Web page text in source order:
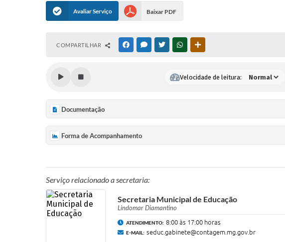
Avaliar Serviço Baixar PDF
COMPARTILHAR FACEBOOKMESSENGER
TWITTERWHATSAPP
Velocidade de leitura:
Documentação
Forma de Acompanhamento
Serviço relacionado a secretaria:
Secretaria Municipal de Educação
Lindomar Diamantino
ATENDIMENTO: 8:00 às 17:00 horas
E-MAIL: seduc.gabinete@contagem.mg.gov.br